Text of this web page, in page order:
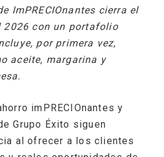
ImPRECIOnantes cierra el
2026 con un portafolio
por primera vez,
aceite, margarina y
imPRECIOnantes y
Grupo Éxito siguen
al ofrecer a los clientes